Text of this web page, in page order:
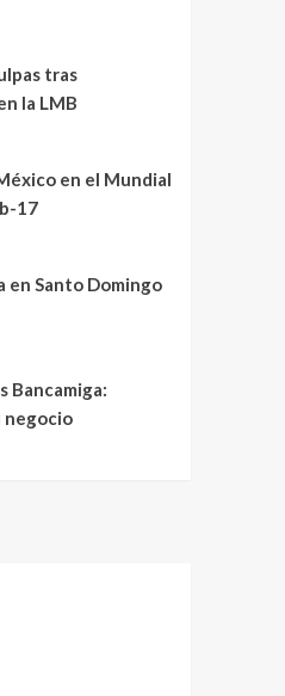
tras
la LMB
en el Mundial
17
en Santo Domingo
Bancamiga:
negocio